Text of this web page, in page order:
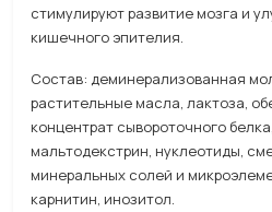
стимулируют развитие мозга и
кишечного эпителия.
Состав: деминерализованная
растительные масла, лактоза,
концентрат сывороточного
мальтодекстрин, нуклеотиды,
минеральных солей и
карнитин,